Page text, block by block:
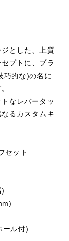
ジとした、上質
プトに、ブラ
巧的な)の名に
なレバータッ
るカスタムキ
セット
ール付)